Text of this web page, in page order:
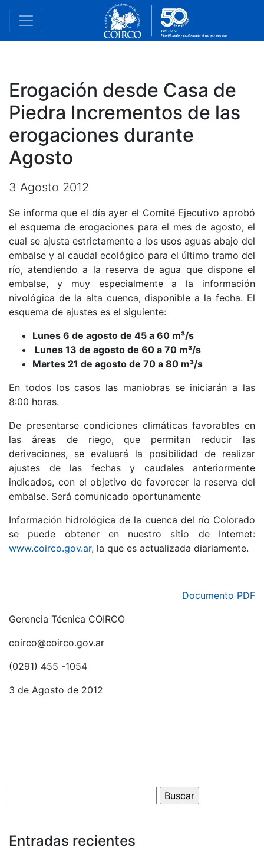
Erogación desde Casa de
Piedra Incrementos de las
erogaciones durante
Agosto
3 Agosto 2012
Se informa que el día ayer el Comité Ejecutivo aprobó
el esquema de erogaciones para el mes de agosto, el
cual se ajusta estrictamente a los usos aguas abajo del
embalse y al caudal ecológico para el último tramo del
río, atendiendo a la reserva de agua que dispone el
embalse, y muy especialmente a la información
nivológica de la alta cuenca, disponible a la fecha. El
esquema de ajustes es el siguiente:
Lunes 6 de agosto de 45 a 60 m³/s
Lunes 13 de agosto de 60 a 70 m³/s
Martes 21 de agosto de 70 a 80 m³/s
En todos los casos las maniobras se iniciarán a las
8:00 horas.
De presentarse condiciones climáticas favorables en
las áreas de riego, que permitan reducir las
derivaciones, se evaluará la posibilidad de realizar
ajustes de las fechas y caudales anteriormente
indicados, con el objetivo de favorecer la reserva del
embalse. Será comunicado oportunamente
Información hidrológica de la cuenca del río Colorado
se puede obtener en nuestro sitio de Internet:
www.coirco.gov.ar, la que es actualizada diariamente.
Documento PDF
Gerencia Técnica COIRCO
coirco@coirco.gov.ar
(0291) 455 -1054
3 de Agosto de 2012
Entradas recientes